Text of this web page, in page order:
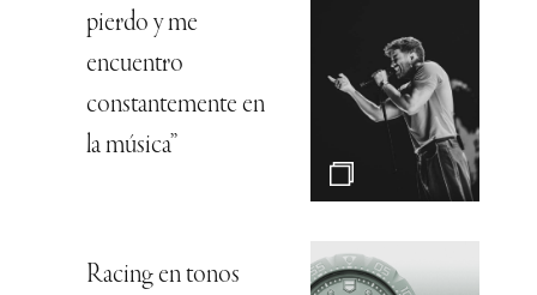
pierdo y me
encuentro
constantemente en
la música”
Racing en tonos